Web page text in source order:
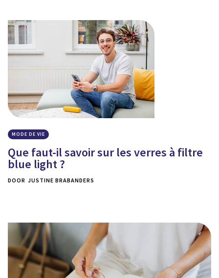
MODE DE VIE
Que faut-il savoir sur les verres à filtre
blue light ?
DOOR JUSTINE BRABANDERS